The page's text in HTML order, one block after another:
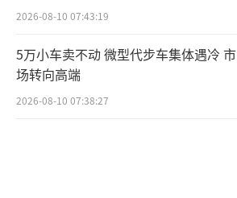
2026-08-10 07:43:19
5万小车卖不动 微型代步车集体遇冷 市
场转向高端
2026-08-10 07:38:27